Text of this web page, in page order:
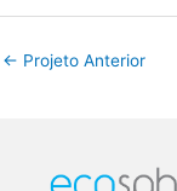
← Projeto Anterior